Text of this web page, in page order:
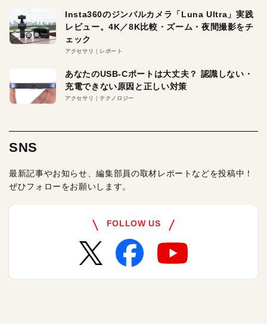
Insta360のジンバルカメラ「Luna Ultra」実践
レビュー。4K／8K比較・ズーム・夜間撮影をチ
ェック
アクセサリ レポート
あなたのUSB-Cポートは大丈夫？ 認識しない・
充電できない原因と正しい対策
アクセサリ テクノロジー
SNS
最新記事やお知らせ、編集部員の取材レポートなどを投稿中！
ぜひフォローをお願いします。
FOLLOW US